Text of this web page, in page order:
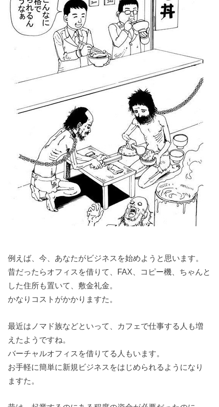
例えば、今、あなたがビジネスを始めようと思います。
昔だったらオフィスを借りて、FAX、コピー機、ちゃんと
した住所も置いて、敷金礼金。
かなりコストがかかりますた。
最近はノマド族などといって、カフェで仕事する人も増
えたようですね。
バーチャルオフィスを借りてる人もいます。
お手軽に簡単に新規ビジネスをはじめられるようになり
ますた。